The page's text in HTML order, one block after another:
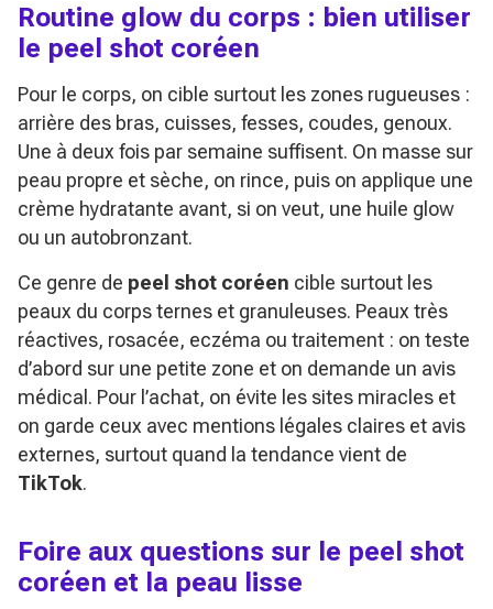
Routine glow du corps : bien utiliser
le peel shot coréen
Pour le corps, on cible surtout les zones rugueuses :
arrière des bras, cuisses, fesses, coudes, genoux.
Une à deux fois par semaine suffisent. On masse sur
peau propre et sèche, on rince, puis on applique une
crème hydratante avant, si on veut, une huile glow
ou un autobronzant.
Ce genre de peel shot coréen cible surtout les
peaux du corps ternes et granuleuses. Peaux très
réactives, rosacée, eczéma ou traitement : on teste
d’abord sur une petite zone et on demande un avis
médical. Pour l’achat, on évite les sites miracles et
on garde ceux avec mentions légales claires et avis
externes, surtout quand la tendance vient de
TikTok.
Foire aux questions sur le peel shot
coréen et la peau lisse